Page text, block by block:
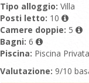
Tipo alloggio: Villa
Posti letto: 10
Camere doppie: 5
Bagni: 6
Piscina: Piscina Privata
Valutazione: 9/10